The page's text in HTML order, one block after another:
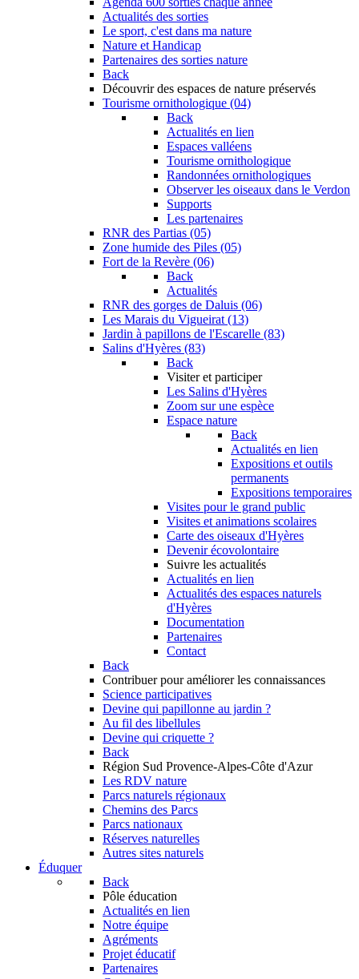
Actualités des sorties
Le sport, c'est dans ma nature
Nature et Handicap
Partenaires des sorties nature
Back
Découvrir des espaces de nature préservés
Tourisme ornithologique (04)
Back
Actualités en lien
Espaces valléens
Tourisme ornithologique
Randonnées ornithologiques
Observer les oiseaux dans le Verdon
Supports
Les partenaires
RNR des Partias (05)
Zone humide des Piles (05)
Fort de la Revère (06)
Back
Actualités
RNR des gorges de Daluis (06)
Les Marais du Vigueirat (13)
Jardin à papillons de l'Escarelle (83)
Salins d'Hyères (83)
Back
Visiter et participer
Les Salins d'Hyères
Zoom sur une espèce
Espace nature
Back
Actualités en lien
Expositions et outils
permanents
Expositions temporaires
Visites pour le grand public
Visites et animations scolaires
Carte des oiseaux d'Hyères
Devenir écovolontaire
Suivre les actualités
Actualités en lien
Actualités des espaces naturels
d'Hyères
Documentation
Partenaires
Contact
Back
Contribuer pour améliorer les connaissances
Science participatives
Devine qui papillonne au jardin ?
Au fil des libellules
Devine qui criquette ?
Back
Région Sud Provence-Alpes-Côte d'Azur
Les RDV nature
Parcs naturels régionaux
Chemins des Parcs
Parcs nationaux
Réserves naturelles
Autres sites naturels
Éduquer
Back
Pôle éducation
Actualités en lien
Notre équipe
Agréments
Projet éducatif
Partenaires